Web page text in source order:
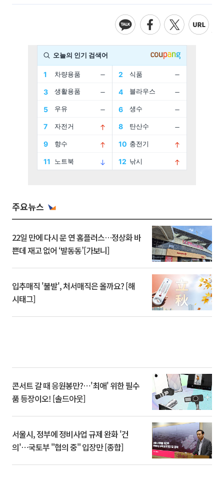
주요뉴스
22일 만에 다시 문 연 홈플러스…정상화 바
쁜데 재고 없어 ‘발동동’[가보니]
입추매직 '불발', 처서매직은 올까요? [해
시태그]
콘서트 갈 때 응원봉만?⋯'최애' 위한 필수
품 등장이오! [솔드아웃]
서울시, 정부에 정비사업 규제 완화 '건
의'⋯국토부 "협의 중" 입장만 [종합]